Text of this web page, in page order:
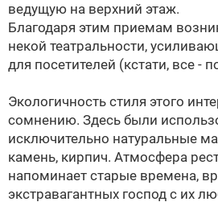
ведущую на верхний этаж.
Благодаря этим приемам
некой театральности,
для посетителей (кстати, все -
Экологичность стиля этого
сомнению. Здесь были
исключительно натуральные
камень, кирпич. Атмосфера
напоминает старые времена,
экстравагантных господ с их